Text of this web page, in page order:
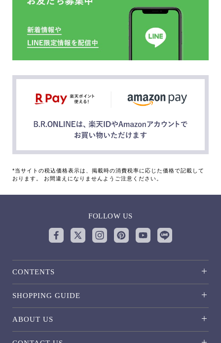
*当サイトの税込価格表示は、掲載時の消費税率に応じた価格で記載して
おります。 お間違えになりませんようご注意ください。
FOLLOW US
CONTENTS
SHOPPING GUIDE
ABOUT US